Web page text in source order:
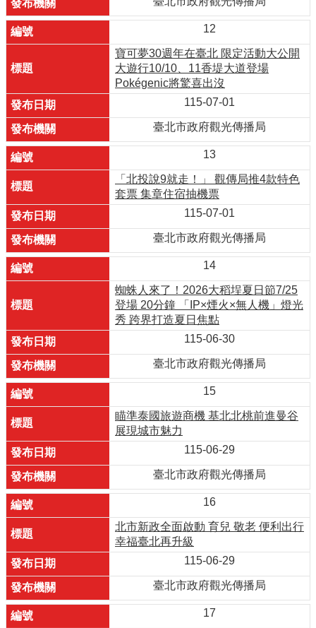
12
寶可夢30週年在臺北 限定活動大公開
大遊行10/10、11香堤大道登場
Pokégenic將驚喜出沒
115-07-01
臺北市政府觀光傳播局
13
「北投說9就走！」 觀傳局推4款特色
套票 集章住宿抽機票
115-07-01
臺北市政府觀光傳播局
14
蜘蛛人來了！2026大稻埕夏日節7/25
登場 20分鐘 「IP×煙火×無人機」燈光
秀 跨界打造夏日焦點
115-06-30
臺北市政府觀光傳播局
15
瞄準泰國旅遊商機 基北北桃前進曼谷
展現城市魅力
115-06-29
臺北市政府觀光傳播局
16
北市新政全面啟動 育兒 敬老 便利出行
幸福臺北再升級
115-06-29
臺北市政府觀光傳播局
17